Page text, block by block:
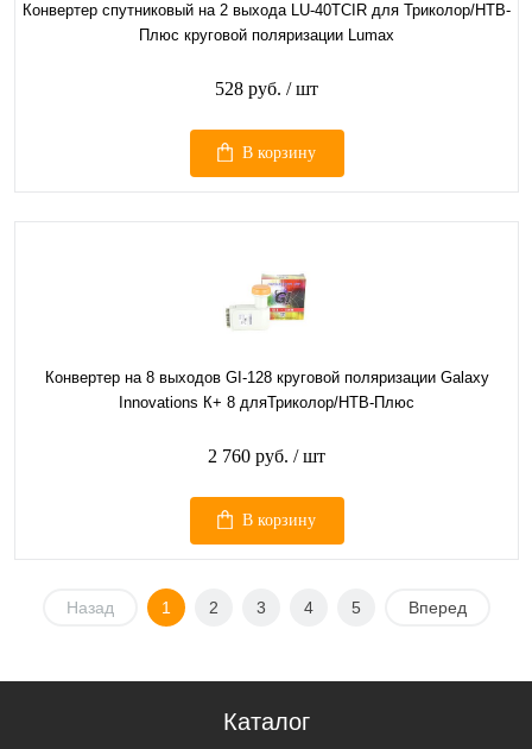
Конвертер спутниковый на 2 выхода LU-40TCIR для Триколор/НТВ-
Плюс круговой поляризации Lumax
528 руб. / шт
В корзину
Конвертер на 8 выходов GI-128 круговой поляризации Galaxy
Innovations К+ 8 дляТриколор/НТВ-Плюс
2 760 руб. / шт
В корзину
Назад 1 2 3 4 5 Вперед
Каталог